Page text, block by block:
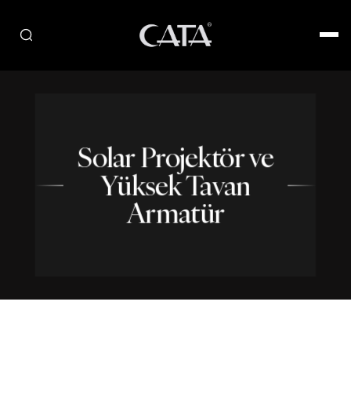
Solar Projektör ve
Yüksek Tavan
Armatür